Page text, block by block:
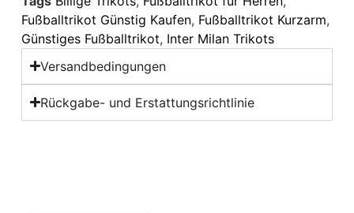
Fußballtrikot Günstig Kaufen, Fußballtrikot Kurzarm,
Günstiges Fußballtrikot, Inter Milan Trikots
Versandbedingungen
Rückgabe- und Erstattungsrichtlinie